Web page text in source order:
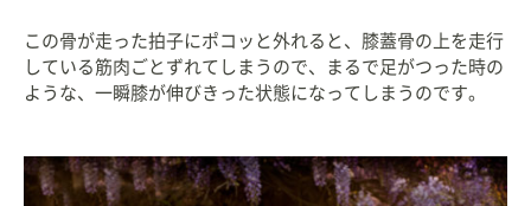
この骨が走った拍子にポコッと外れると、膝蓋骨の上を走行
している筋肉ごとずれてしまうので、まるで足がつった時の
ような、一瞬膝が伸びきった状態になってしまうのです。